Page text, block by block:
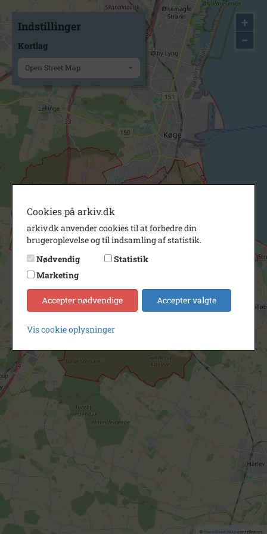
+
−
© OpenStreetMapcontributors.
Indstillinger
Kortlag
Open Street Map
Cookies på arkiv.dk
arkiv.dk anvender cookies til at forbedre din
brugeroplevelse og til indsamling af statistik.
Nødvendig
Statistik
Marketing
Accepter nødvendige Accepter valgte
Vis cookie oplysninger